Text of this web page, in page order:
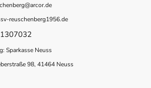
reuschenberg1956.de
1307032
Sparkasse Neuss
98, 41464 Neuss